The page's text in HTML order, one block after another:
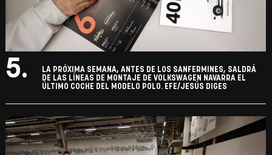
5.
LA PRÓXIMA SEMANA, ANTES DE LOS SANFERMINES, SALDRÁ
DE LAS LÍNEAS DE MONTAJE DE VOLKSWAGEN NAVARRA EL
ÚLTIMO COCHE DEL MODELO POLO. EFE/JESÚS DIGES